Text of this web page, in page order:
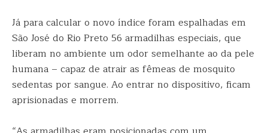
Já para calcular o novo índice foram espalhadas em
São José do Rio Preto 56 armadilhas especiais, que
liberam no ambiente um odor semelhante ao da pele
humana – capaz de atrair as fêmeas de mosquito
sedentas por sangue. Ao entrar no dispositivo, ficam
aprisionadas e morrem.